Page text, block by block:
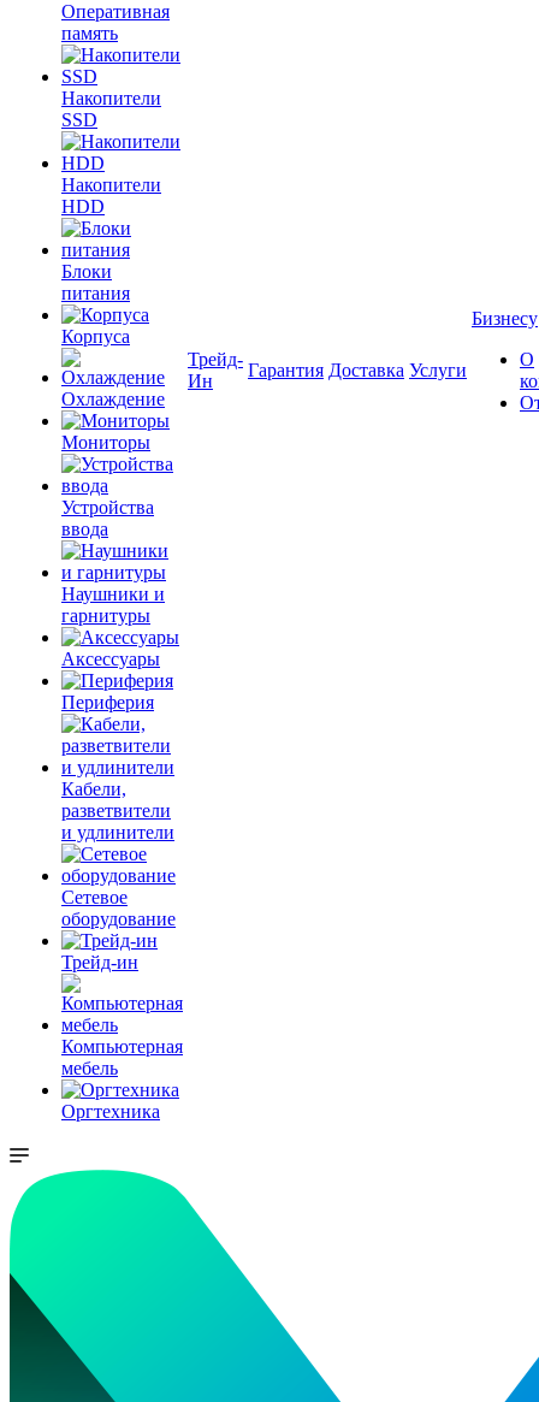
Оперативная
память
Накопители
SSD
Накопители
HDD
Блоки
питания
Корпуса
Охлаждение
Мониторы
Устройства
ввода
Наушники и
гарнитуры
Аксессуары
Периферия
Кабели,
разветвители
и удлинители
Сетевое
оборудование
Трейд-ин
Компьютерная
мебель
Оргтехника
Трейд-
Ин
Гарантия Доставка Услуги
Бизнесу
О